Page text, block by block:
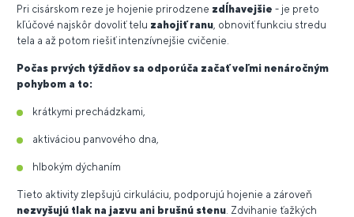
Pri cisárskom reze je hojenie prirodzene zdĺhavejšie - je preto
kľúčové najskôr dovoliť telu zahojiť ranu , obnoviť funkciu stredu
tela a až potom riešiť intenzívnejšie cvičenie.
Počas prvých týždňov sa odporúča začať veľmi nenáročným
pohybom a to:
krátkymi prechádzkami,
aktiváciou panvového dna,
hlbokým dýchaním
Tieto aktivity zlepšujú cirkuláciu, podporujú hojenie a zároveň
nezvyšujú tlak na jazvu ani brušnú stenu . Zdvihanie ťažkých